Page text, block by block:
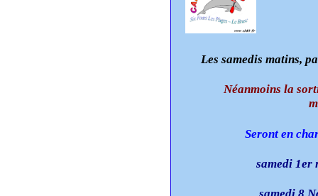
Les samedis matins,
Néanmoins la sortie
Seront en
samedi 1er